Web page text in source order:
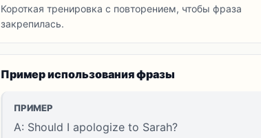
Короткая тренировка с повторением, чтобы фраза
закрепилась.
Пример использования фразы
ПРИМЕР
A: Should I apologize to Sarah?